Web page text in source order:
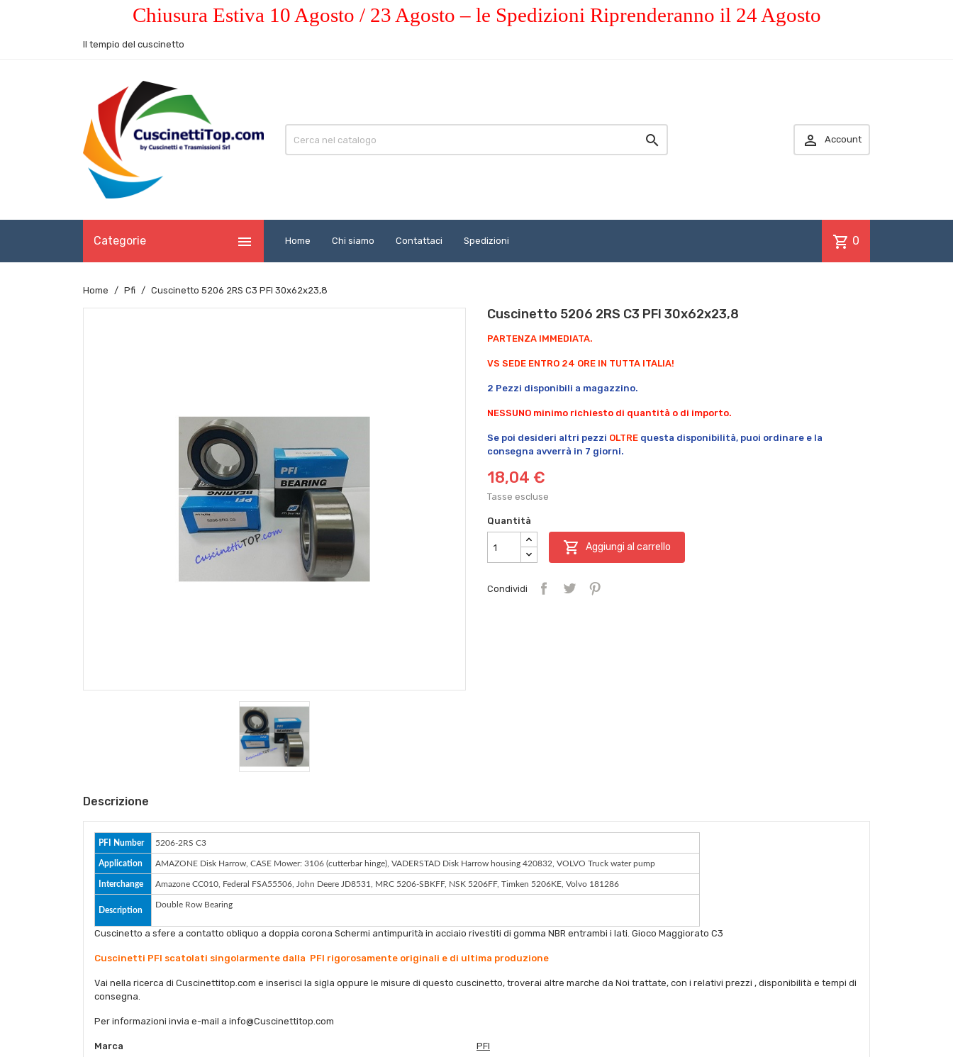
Chiusura Estiva 10 Agosto / 23 Agosto – le Spedizioni Riprenderanno il 24 Agosto
Il tempio del cuscinetto
  Account
Categorie  Home Chi siamo Contattaci Spedizioni shopping_cart 0
Home Pfi Cuscinetto 5206 2RS C3 PFI 30x62x23,8
Cuscinetto 5206 2RS C3 PFI 30x62x23,8
PARTENZA IMMEDIATA.
VS SEDE ENTRO 24 ORE IN TUTTA ITALIA!
2 Pezzi disponibili a magazzino.
NESSUNO minimo richiesto di quantità o di importo.
Se poi desideri altri pezzi OLTRE questa disponibilità, puoi ordinare e la
consegna avverrà in 7 giorni.
18,04 €
Tasse escluse
Quantità
 Aggiungi al carrello
Condividi
Descrizione
PFI Number 5206-2RS C3
Application AMAZONE Disk Harrow, CASE Mower: 3106 (cutterbar hinge), VADERSTAD Disk Harrow housing 420832, VOLVO Truck water pump
Interchange Amazone CC010, Federal FSA55506, John Deere JD8531, MRC 5206-SBKFF, NSK 5206FF, Timken 5206KE, Volvo 181286
Description
Double Row Bearing
Cuscinetto a sfere a contatto obliquo a doppia corona Schermi antimpurità in acciaio rivestiti di gomma NBR entrambi i lati. Gioco Maggiorato C3
Cuscinetti PFI scatolati singolarmente dalla PFI rigorosamente originali e di ultima produzione
Vai nella ricerca di Cuscinettitop.com e inserisci la sigla oppure le misure di questo cuscinetto, troverai altre marche da Noi trattate, con i relativi prezzi , disponibilità e tempi di
consegna.
Per informazioni invia e-mail a info@Cuscinettitop.com
Marca PFI